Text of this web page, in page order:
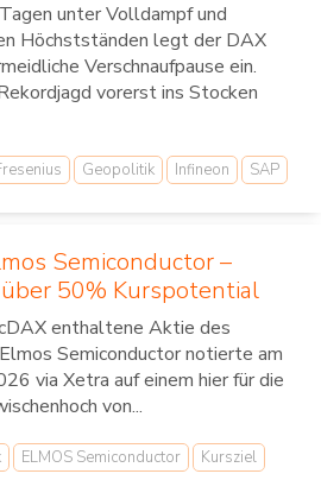
unter Volldampf und
Höchstständen legt der DAX
Verschnaufpause ein.
vorerst ins Stocken
Geopolitik Infineon SAP
Semiconductor –
50% Kurspotential
enthaltene Aktie des
Semiconductor notierte am
via Xetra auf einem hier für die
von...
ELMOS Semiconductor
Kursziel